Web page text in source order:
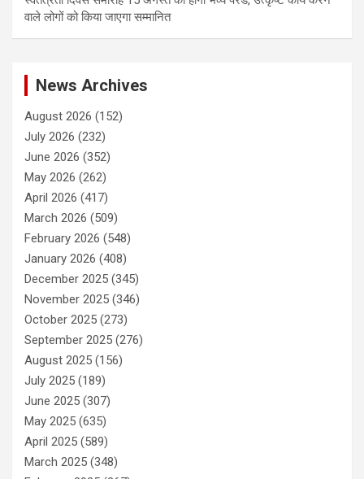
वाले लोगों को किया जाएगा सम्मानित
News Archives
August 2026 (152)
July 2026 (232)
June 2026 (352)
May 2026 (262)
April 2026 (417)
March 2026 (509)
February 2026 (548)
January 2026 (408)
December 2025 (345)
November 2025 (346)
October 2025 (273)
September 2025 (276)
August 2025 (156)
July 2025 (189)
June 2025 (307)
May 2025 (635)
April 2025 (589)
March 2025 (348)